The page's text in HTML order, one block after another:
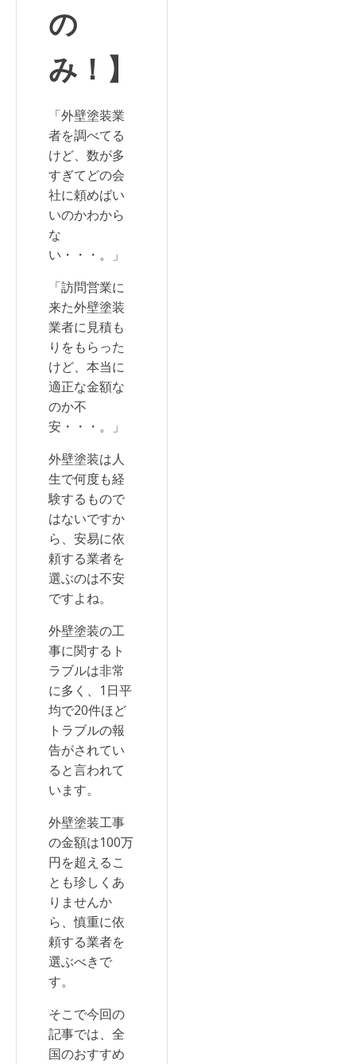
の
み！】
「外壁塗装業
者を調べてる
けど、数が多
すぎてどの会
社に頼めばい
いのかわから
な
い・・・。」
「訪問営業に
来た外壁塗装
業者に見積も
りをもらった
けど、本当に
適正な金額な
のか不
安・・・。」
外壁塗装は人
生で何度も経
験するもので
はないですか
ら、安易に依
頼する業者を
選ぶのは不安
ですよね。
外壁塗装の工
事に関するト
ラブルは非常
に多く、1日平
均で20件ほど
トラブルの報
告がされてい
ると言われて
います。
外壁塗装工事
の金額は100万
円を超えるこ
とも珍しくあ
りませんか
ら、慎重に依
頼する業者を
選ぶべきで
す。
そこで今回の
記事では、全
国のおすすめ